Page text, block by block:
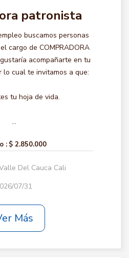
patronista
buscamos personas
cargo de COMPRADORA
acompañarte en tu
lo cual te invitamos a que:
tu hoja de vida.
...
: $ 2.850.000
Del Cauca Cali
07/31
Más